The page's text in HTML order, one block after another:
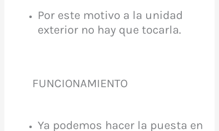
Por este motivo a la unidad
exterior no hay que tocarla.
FUNCIONAMIENTO
Ya podemos hacer la puesta en